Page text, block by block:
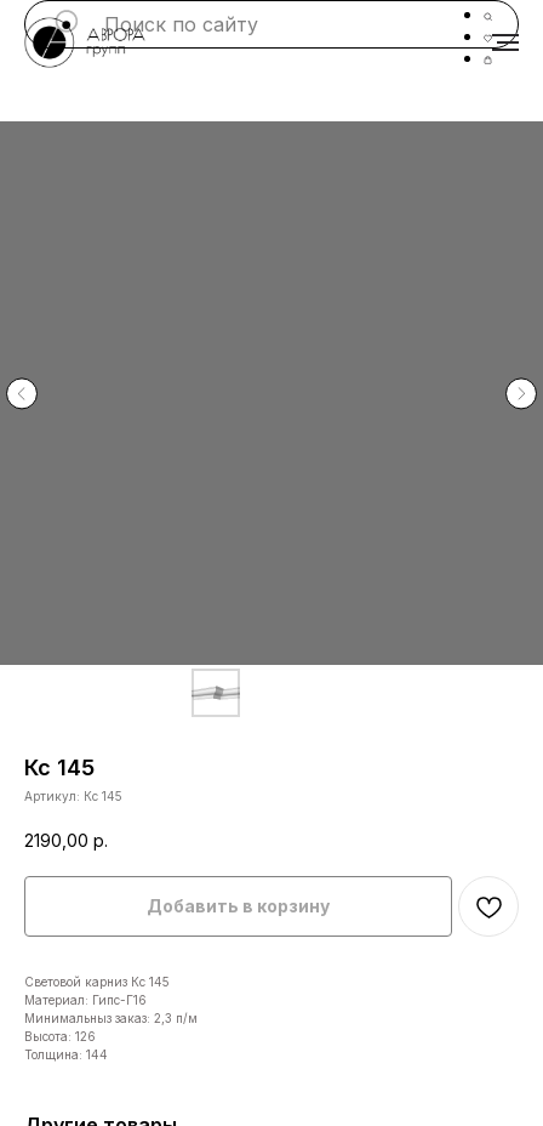
Кс 145
Артикул: Кс 145
2190,00 р.
Добавить в корзину
Световой карниз Кс 145
Материал: Гипс-Г16
Минимальныз заказ: 2,3 п/м
Высота: 126
Толщина: 144